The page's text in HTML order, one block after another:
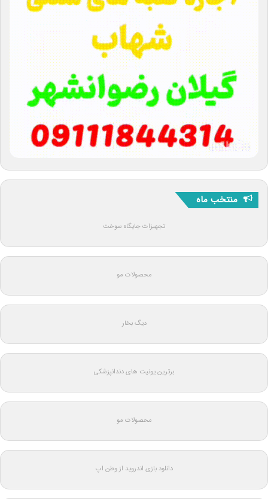
منتخب ماه
تجهیزات جایگاه سوخت
محصولات مو
دیگ بخار
برترین یونیت های دندانپزشکی
محصولات مو
دانلود بازی اندروید از وطن اپ